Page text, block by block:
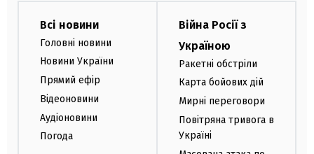
Всі новини
Головні новини
Новини України
Прямий ефір
Відеоновини
Аудіоновини
Погода
Війна Росії з
Україною
Ракетні обстріли
Карта бойових дій
Мирні переговори
Повітряна тривога в
Україні